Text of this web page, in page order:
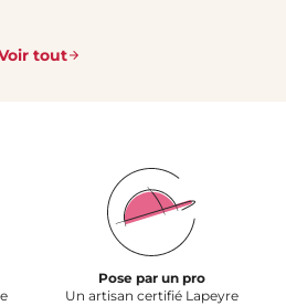
tout
Pose par un pro
Un artisan certifié Lapeyre